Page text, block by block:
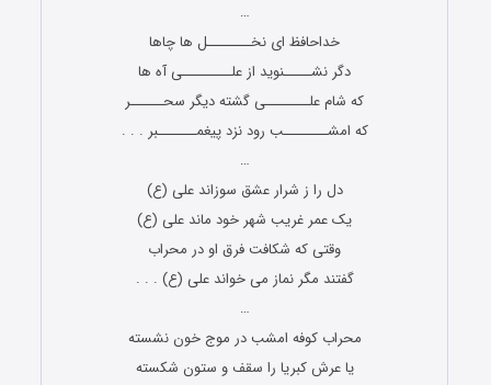
…
خداحافظ ای نخــــــــل ها چاها
دگر نشـــــنوید از علـــــــــی آه ها
که شام علــــــــی گشته دیگر سحــــــر
که امشــــــــب رود نزد پیغمـــــــبر . . .
…
دل را ز شرار عشق سوزاند علی (ع)
یک عمر غریب شهر خود ماند علی (ع)
وقتی که شکافت فرق او در محراب
گفتند مگر نماز می خواند علی (ع) . . .
…
محراب کوفه امشب در موج خون نشسته
یا عرش کبریا را سقف و ستون شکسته